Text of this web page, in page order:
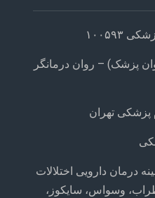
پزشک) – روان درمانگر
پزشکی تهران
زمینه درمان دارویی اختلالات
وسواس، سایکوز،